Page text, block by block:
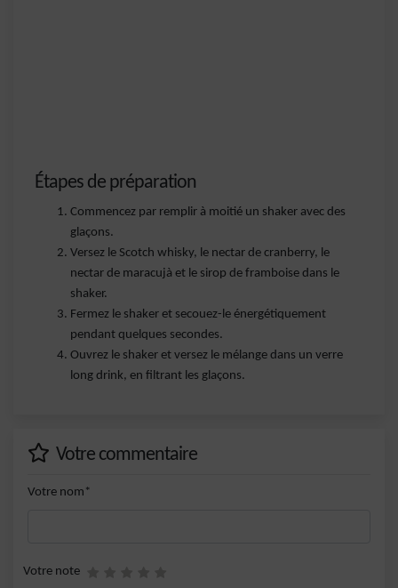
Étapes de préparation
Commencez par remplir à moitié un shaker avec des
glaçons.
Versez le Scotch whisky, le nectar de cranberry, le
nectar de maracujà et le sirop de framboise dans le
shaker.
Fermez le shaker et secouez-le énergétiquement
pendant quelques secondes.
Ouvrez le shaker et versez le mélange dans un verre
long drink, en filtrant les glaçons.
Votre commentaire
Votre nom*
Votre note